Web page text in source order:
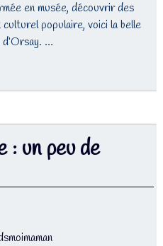
en musée, découvrir des
culturel populaire, voici la belle
…
: un peu de